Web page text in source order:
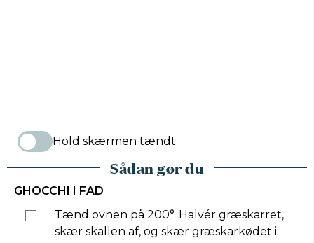
Hold skærmen tændt
Sådan gør du
GHOCCHI I FAD
Tænd ovnen på 200°. Halvér græskarret,
skær skallen af, og skær græskarkødet i